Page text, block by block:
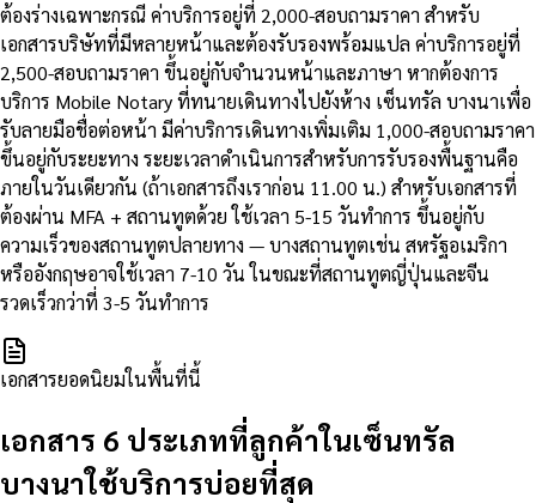
ต้องร่างเฉพาะกรณี ค่าบริการอยู่ที่ 2,000-สอบถามราคา สำหรับ
เอกสารบริษัทที่มีหลายหน้าและต้องรับรองพร้อมแปล ค่าบริการอยู่ที่
2,500-สอบถามราคา ขึ้นอยู่กับจำนวนหน้าและภาษา หากต้องการ
บริการ Mobile Notary ที่ทนายเดินทางไปยังห้าง เซ็นทรัล บางนาเพื่อ
รับลายมือชื่อต่อหน้า มีค่าบริการเดินทางเพิ่มเติม 1,000-สอบถามราคา
ขึ้นอยู่กับระยะทาง ระยะเวลาดำเนินการสำหรับการรับรองพื้นฐานคือ
ภายในวันเดียวกัน (ถ้าเอกสารถึงเราก่อน 11.00 น.) สำหรับเอกสารที่
ต้องผ่าน MFA + สถานทูตด้วย ใช้เวลา 5-15 วันทำการ ขึ้นอยู่กับ
ความเร็วของสถานทูตปลายทาง — บางสถานทูตเช่น สหรัฐอเมริกา
หรืออังกฤษอาจใช้เวลา 7-10 วัน ในขณะที่สถานทูตญี่ปุ่นและจีน
รวดเร็วกว่าที่ 3-5 วันทำการ
เอกสารยอดนิยมในพื้นที่นี้
เอกสาร 6 ประเภทที่ลูกค้าในเซ็นทรัล
บางนาใช้บริการบ่อยที่สุด